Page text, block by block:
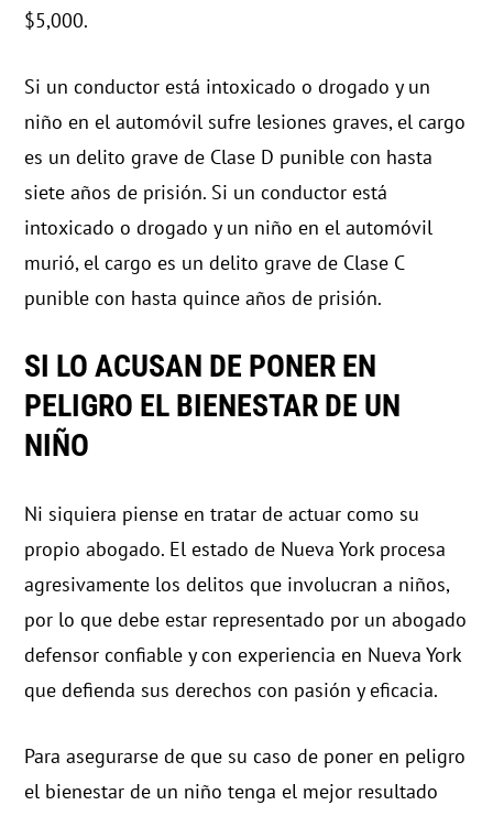
$5,000.
Si un conductor está intoxicado o drogado y un
niño en el automóvil sufre lesiones graves, el cargo
es un delito grave de Clase D punible con hasta
siete años de prisión. Si un conductor está
intoxicado o drogado y un niño en el automóvil
murió, el cargo es un delito grave de Clase C
punible con hasta quince años de prisión.
SI LO ACUSAN DE PONER EN
PELIGRO EL BIENESTAR DE UN
NIÑO
Ni siquiera piense en tratar de actuar como su
propio abogado. El estado de Nueva York procesa
agresivamente los delitos que involucran a niños,
por lo que debe estar representado por un abogado
defensor confiable y con experiencia en Nueva York
que defienda sus derechos con pasión y eficacia.
Para asegurarse de que su caso de poner en peligro
el bienestar de un niño tenga el mejor resultado